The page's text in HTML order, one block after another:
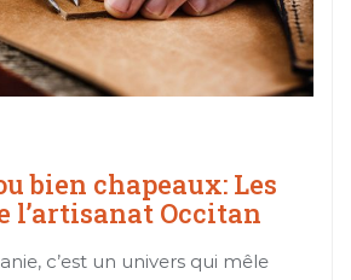
bien chapeaux: Les
l’artisanat Occitan
c’est un univers qui mêle